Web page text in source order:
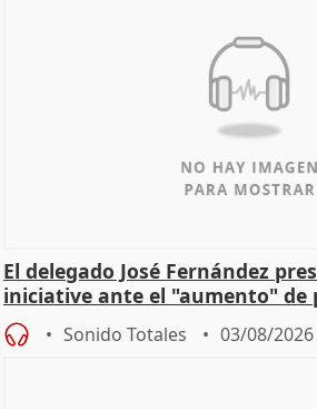
El delegado José Fernández
iniciative ante el "aumento" de
hogar en Madri
Sonido Totales 03/08/2026